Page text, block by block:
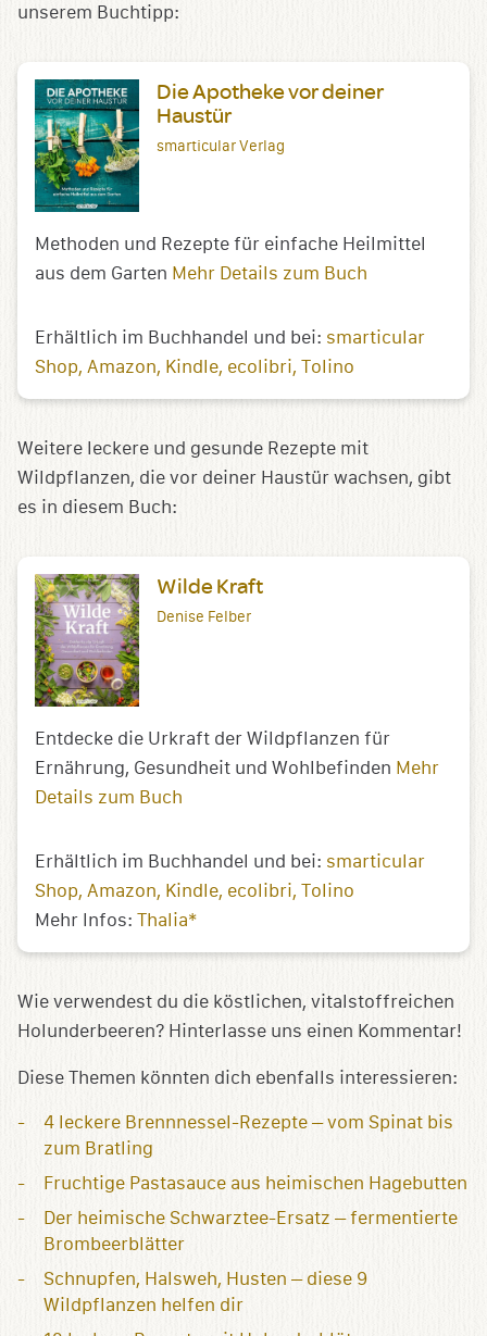
unserem Buchtipp:
Die Apotheke vor deiner
Haustür
smarticular Verlag
Methoden und Rezepte für einfache Heilmittel
aus dem Garten Mehr Details zum Buch
Erhältlich im Buchhandel und bei: smarticular
Shop Amazon Kindle ecolibri Tolino
Weitere leckere und gesunde Rezepte mit
Wildpflanzen, die vor deiner Haustür wachsen, gibt
es in diesem Buch:
Wilde Kraft
Denise Felber
Entdecke die Urkraft der Wildpflanzen für
Ernährung, Gesundheit und Wohlbefinden Mehr
Details zum Buch
Erhältlich im Buchhandel und bei: smarticular
Shop Amazon Kindle ecolibri Tolino
Mehr Infos: Thalia*
Wie verwendest du die köstlichen, vitalstoffreichen
Holunderbeeren? Hinterlasse uns einen Kommentar!
Diese Themen könnten dich ebenfalls interessieren:
4 leckere Brennnessel-Rezepte – vom Spinat bis
zum Bratling
Fruchtige Pastasauce aus heimischen Hagebutten
Der heimische Schwarztee-Ersatz – fermentierte
Brombeerblätter
Schnupfen, Halsweh, Husten – diese 9
Wildpflanzen helfen dir